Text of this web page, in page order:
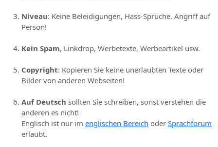
Niveau: Keine Beleidigungen, Hass-Sprüche, Angriff auf
Person!
Kein Spam, Linkdrop, Werbetexte, Werbeartikel usw.
Copyright: Kopieren Sie keine unerlaubten Texte oder
Bilder von anderen Webseiten!
Auf Deutsch sollten Sie schreiben, sonst verstehen die
anderen es nicht!
Englisch ist nur im englischen Bereich oder Sprachforum
erlaubt.